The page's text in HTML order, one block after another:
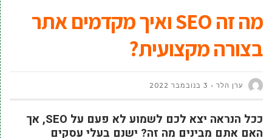
מה זה SEO ואיך מקדמים אתר
בצורה מקצועית?
ערן הלר 3 בנובמבר 2022
ככל הנראה יצא לכם לשמוע לא פעם על SEO, אך
האם אתם מבינים מה זה? ישנם בעלי עסקים